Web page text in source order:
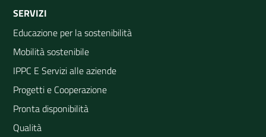
SERVIZI
Educazione per la sostenibilità
Mobilità sostenibile
IPPC E Servizi alle aziende
Progetti e Cooperazione
Pronta disponibilità
Qualità